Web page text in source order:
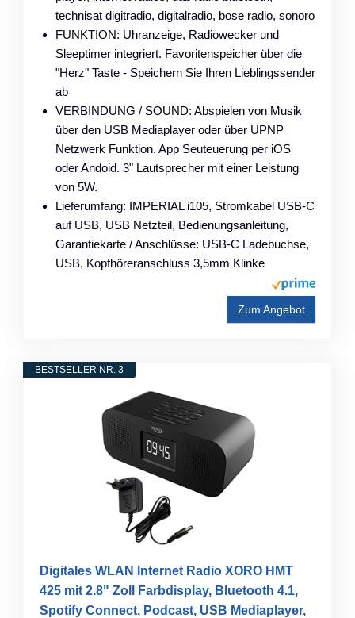
technisat digitradio, digitalradio, bose radio, sonoro
FUNKTION: Uhranzeige, Radiowecker und
Sleeptimer integriert. Favoritenspeicher über die
"Herz" Taste - Speichern Sie Ihren Lieblingssender
ab
VERBINDUNG / SOUND: Abspielen von Musik
über den USB Mediaplayer oder über UPNP
Netzwerk Funktion. App Seuteuerung per iOS
oder Andoid. 3" Lautsprecher mit einer Leistung
von 5W.
Lieferumfang: IMPERIAL i105, Stromkabel USB-C
auf USB, USB Netzteil, Bedienungsanleitung,
Garantiekarte / Anschlüsse: USB-C Ladebuchse,
USB, Kopfhöreranschluss 3,5mm Klinke
Zum Angebot
BESTSELLER NR. 3
Digitales WLAN Internet Radio XORO HMT
425 mit 2.8" Zoll Farbdisplay, Bluetooth 4.1,
Spotify Connect, Podcast, USB Mediaplayer,